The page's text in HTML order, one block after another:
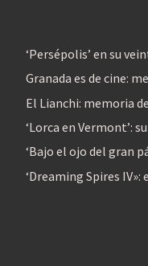
‘Persépolis’ en su
Granada es de cine:
El Lianchi: memoria
‘Lorca en Vermont’:
‘Bajo el ojo del gran
‘Dreaming Spires